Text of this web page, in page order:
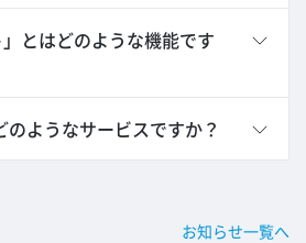
」とはどのような機能です
ようなサービスですか？
お知らせ一覧へ